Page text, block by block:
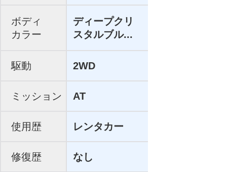
ボディ
カラー
ディープクリ
スタルブル...
駆動 2WD
ミッション AT
使用歴 レンタカー
修復歴 なし